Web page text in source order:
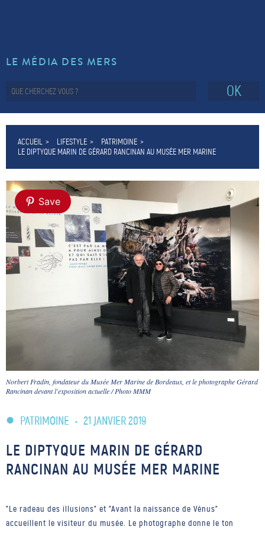
LE MÉDIA DES MERS
OK
ACCUEIL LIFESTYLE
PATRIMOINE
LE DIPTYQUE MARIN DE GÉRARD RANCINAN AU MUSÉE MER MARINE
Save
Norbert Fradin, fondateur du Musée Mer Marine de Bordeaux, et le photographe Gérard
Rancinan devant l'exposition actuelle / Photo MMM
PATRIMOINE • 21 JANVIER 2019
LE DIPTYQUE MARIN DE GÉRARD
RANCINAN AU MUSÉE MER MARINE
"Le radeau des illusions" et "Avant la naissance de Vénus"
accueillent le visiteur du musée. Le photographe donne le ton